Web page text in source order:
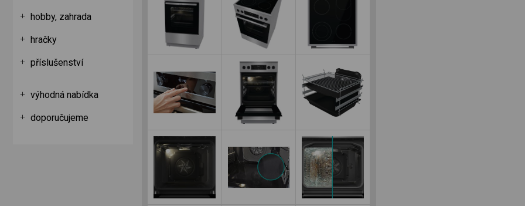
hobby, zahrada
hračky
příslušenství
výhodná nabídka
doporučujeme